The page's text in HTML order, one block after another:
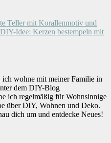
Teller mit Korallenmotiv und
Idee: Kerzen bestempeln mit
wohne mit meiner Familie in
dem DIY-Blog
ich regelmäßig für Wohnsinnige
über DIY, Wohnen und Deko.
dich um und entdecke Neues!